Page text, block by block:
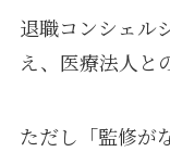
退職コンシェル
え、医療法人と
ただし「監修が